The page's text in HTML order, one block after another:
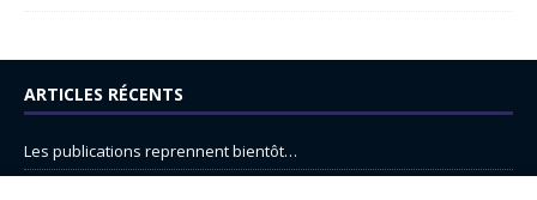
ARTICLES RÉCENTS
Les publications reprennent bientôt…